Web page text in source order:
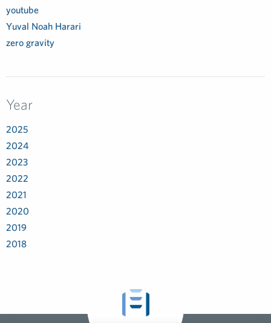
youtube
Yuval Noah Harari
zero gravity
Year
2025
2024
2023
2022
2021
2020
2019
2018